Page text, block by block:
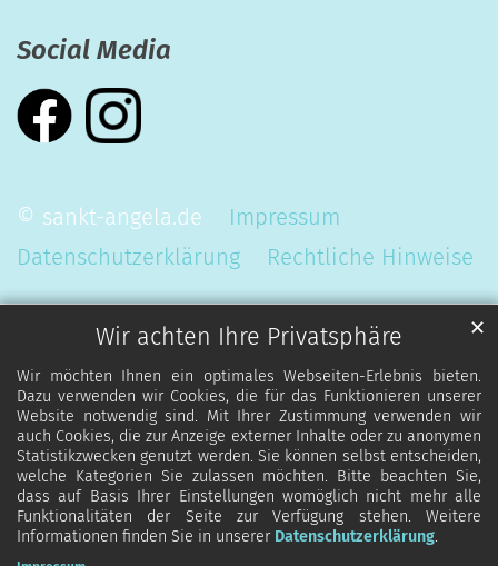
Wir achten Ihre Privatsphäre
Wir möchten Ihnen ein optimales Webseiten-Erlebnis bieten.
Dazu verwenden wir Cookies, die für das Funktionieren unserer
Website notwendig sind. Mit Ihrer Zustimmung verwenden wir
auch Cookies, die zur Anzeige externer Inhalte oder zu anonymen
Statistikzwecken genutzt werden. Sie können selbst entscheiden,
welche Kategorien Sie zulassen möchten. Bitte beachten Sie,
dass auf Basis Ihrer Einstellungen womöglich nicht mehr alle
Funktionalitäten der Seite zur Verfügung stehen. Weitere
Informationen finden Sie in unserer Datenschutzerklärung.
✕
Social Media
© sankt-angela.de
Impressum
Datenschutzerklärung
Rechtliche Hinweise